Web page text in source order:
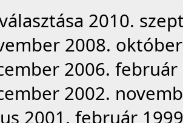
2010.
2008.
2006.
2002.
2001. február